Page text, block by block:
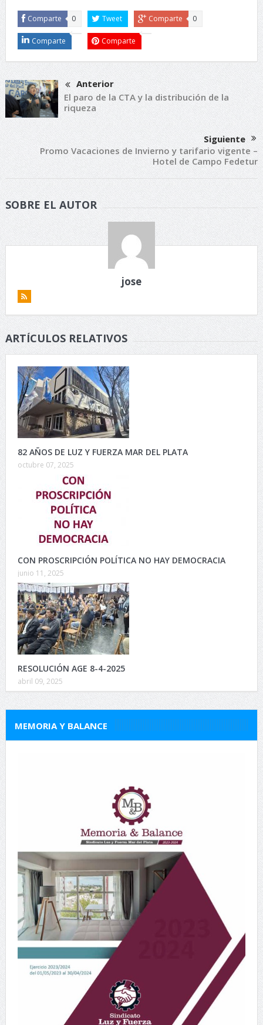
Comparte 0 Tweet Comparte 0
Comparte Comparte
Anterior
El paro de la CTA y la distribución de la
riqueza
Siguiente
Promo Vacaciones de Invierno y tarifario vigente –
Hotel de Campo Fedetur
SOBRE EL AUTOR
jose
ARTÍCULOS RELATIVOS
82 AÑOS DE LUZ Y FUERZA MAR DEL PLATA
octubre 07, 2025
CON PROSCRIPCIÓN POLÍTICA NO HAY DEMOCRACIA
junio 11, 2025
RESOLUCIÓN AGE 8-4-2025
abril 09, 2025
MEMORIA Y BALANCE